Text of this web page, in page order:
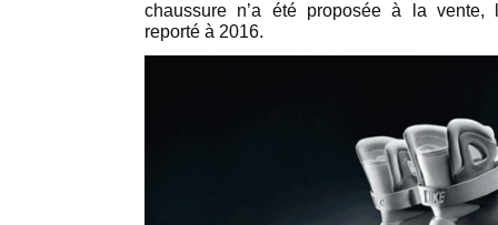
chaussure n’a été proposée à la vente,
reporté à 2016.